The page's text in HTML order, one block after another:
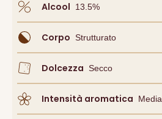
Alcool 13.5%
Corpo Strutturato
Dolcezza Secco
Intensità aromatica Media